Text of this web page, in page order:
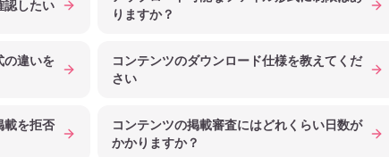
認したい
りますか？
の違いを
コンテンツのダウンロード仕様を教えてくだ
さい
載を拒否
コンテンツの掲載審査にはどれくらい日数が
かかりますか？